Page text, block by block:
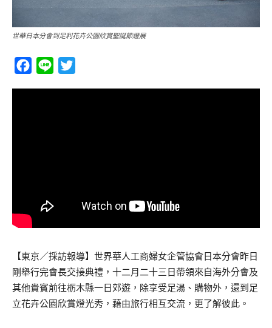
世華日本分會到足利花卉公園欣賞聖誕節燈展
Facebook
Line
【東京／採訪報導】世界華人工商婦女企管協會日本分會昨日
剛舉行完會長交接典禮，十二月二十三日帶領來自海外分會及
其他貴賓前往栃木縣一日郊遊，除享受足湯、購物外，還到足
立花卉公園欣賞燈光秀，藉由旅行相互交流，更了解彼此。